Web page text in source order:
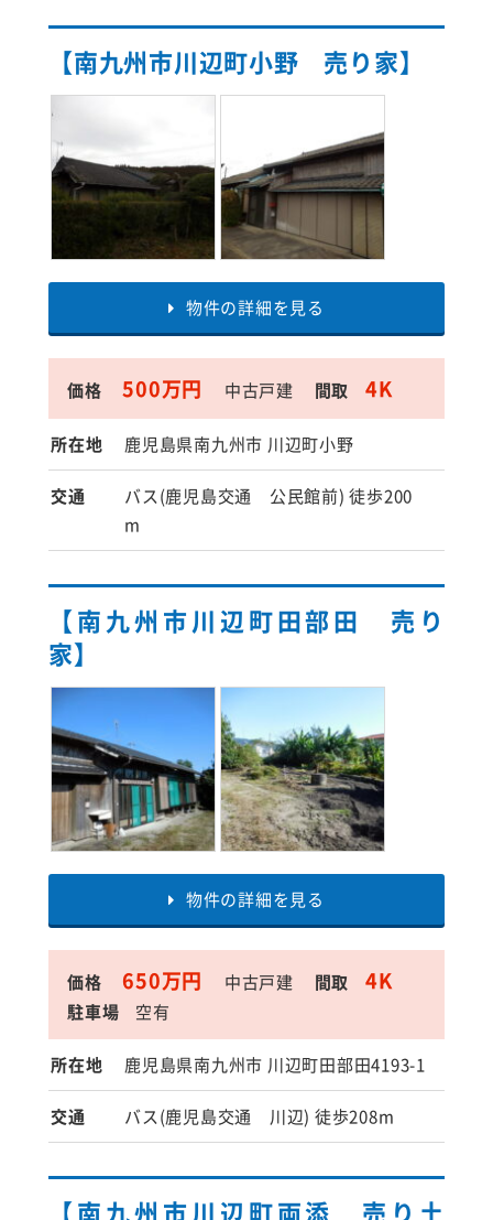
【南九州市川辺町小野 売り家】
物件の詳細を見る
価格 500万円 中古戸建 間取 4K
所在地 鹿児島県南九州市 川辺町小野
交通
バス(鹿児島交通 公民館前) 徒歩200
m
【南九州市川辺町田部田 売り
家】
物件の詳細を見る
価格 650万円 中古戸建 間取 4K
駐車場 空有
所在地 鹿児島県南九州市 川辺町田部田4193-1
交通 バス(鹿児島交通 川辺) 徒歩208m
【南九州市川辺町両添 売り土